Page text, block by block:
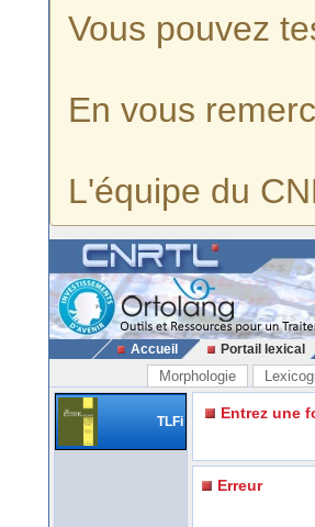
Vous pouvez
En vous
L'équipe du
Accueil Portail lexical
Morphologie
TLFi Entrez une
Erreur